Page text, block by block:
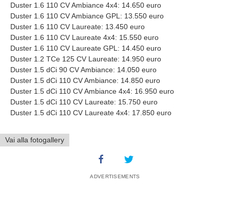
Duster 1.6 110 CV Ambiance 4x4: 14.650 euro
Duster 1.6 110 CV Ambiance GPL: 13.550 euro
Duster 1.6 110 CV Laureate: 13.450 euro
Duster 1.6 110 CV Laureate 4x4: 15.550 euro
Duster 1.6 110 CV Laureate GPL: 14.450 euro
Duster 1.2 TCe 125 CV Laureate: 14.950 euro
Duster 1.5 dCi 90 CV Ambiance: 14.050 euro
Duster 1.5 dCi 110 CV Ambiance: 14.850 euro
Duster 1.5 dCi 110 CV Ambiance 4x4: 16.950 euro
Duster 1.5 dCi 110 CV Laureate: 15.750 euro
Duster 1.5 dCi 110 CV Laureate 4x4: 17.850 euro
Vai alla fotogallery